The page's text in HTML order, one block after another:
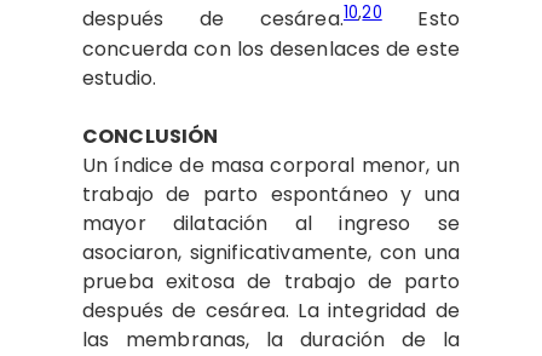
después de cesárea.10,20Esto
concuerda con los desenlaces de este
estudio.
CONCLUSIÓN
Un índice de masa corporal menor, un
trabajo de parto espontáneo y una
mayor dilatación al ingreso se
asociaron, significativamente, con una
prueba exitosa de trabajo de parto
después de cesárea. La integridad de
las membranas, la duración de la